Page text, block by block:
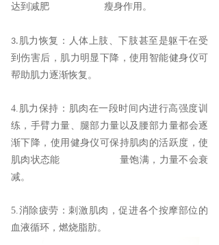
达到减肥 瘦身作用 。
3. 肌力恢复 ： 人体上肢 、下肢甚至是躯干在受
到伤害后，肌力明显下降，使用智能健身仪可
帮助肌力逐渐恢复 。
4. 肌力保持 ： 肌肉在一段时间内进行高强度训
练，手臂力量
腿部力量以及腰部力量都会逐
渐下降，使用健身仪可保持肌肉的活跃度，使
肌肉状态能 量饱满，力量不会衰
减。
5. 消除疲劳：刺激肌肉，促进各个按摩部位的
血液循环，燃烧脂肪。